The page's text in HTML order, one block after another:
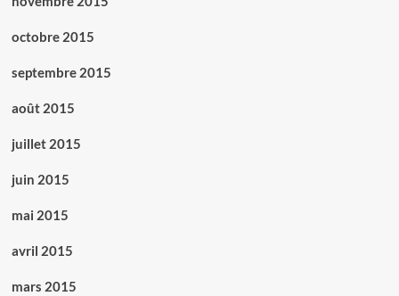
octobre 2015
septembre 2015
août 2015
juillet 2015
juin 2015
mai 2015
avril 2015
mars 2015